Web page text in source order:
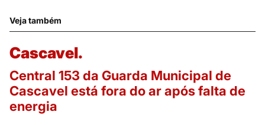
Veja também
Cascavel.
Central 153 da Guarda Municipal de
Cascavel está fora do ar após falta de
energia